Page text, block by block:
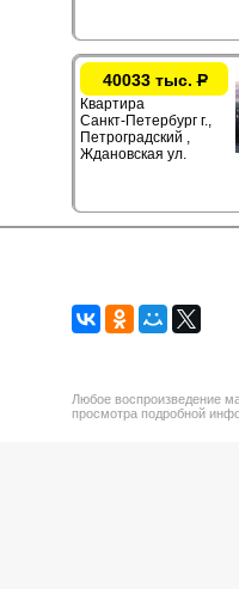
40033 тыс.Р
Квартира
Санкт-Петербург г.,
Петроградский ,
Ждановская ул.
Любое воспроизведение
просмотра подробной